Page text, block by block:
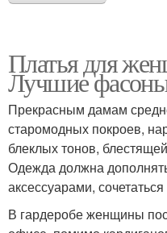
Платья для
Лучшие
Прекрасным дамам
старомодных покроев,
блеклых тонов,
Одежда должна
аксессуарами,
В гардеробе женщины